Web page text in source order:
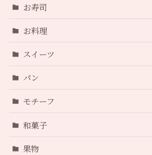
お寿司
お料理
スイーツ
パン
モチーフ
和菓子
果物